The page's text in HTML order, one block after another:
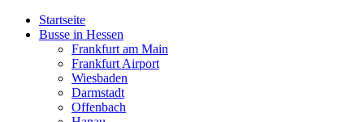
Startseite
Busse in Hessen
Frankfurt am Main
Frankfurt Airport
Wiesbaden
Darmstadt
Offenbach